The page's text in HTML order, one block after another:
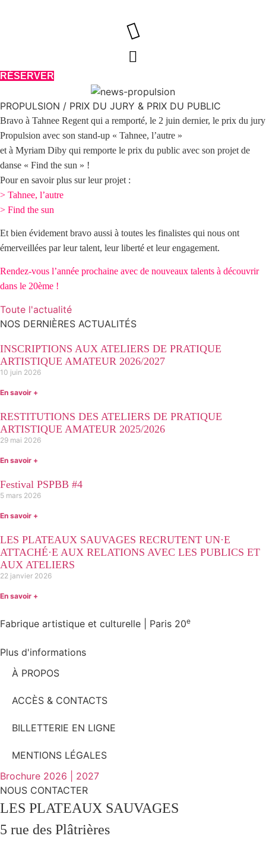
RÉSERVER
PROPULSION / PRIX DU JURY & PRIX DU PUBLIC
Bravo à Tahnee Regent qui a remporté, le 2 juin dernier, le prix du jury
Propulsion avec son stand-up « Tahnee, l’autre »
et à Myriam Diby qui remporte le prix du public avec son projet de
danse « Find the sun » !
Pour en savoir plus sur leur projet :
> Tahnee, l’autre
> Find the sun
Et bien évidement bravo aussi à toutes les finalistes qui nous ont
émerveillées par leur talent, leur liberté et leur engagement.
Rendez-vous l’année prochaine avec de nouveaux talents à découvrir
dans le 20ème !
Toute l'actualité
NOS DERNIÈRES ACTUALITÉS
INSCRIPTIONS AUX ATELIERS DE PRATIQUE
ARTISTIQUE AMATEUR 2026/2027
10 juin 2026
En savoir +
RESTITUTIONS DES ATELIERS DE PRATIQUE
ARTISTIQUE AMATEUR 2025/2026
29 mai 2026
En savoir +
Festival PSPBB #4
5 mars 2026
En savoir +
LES PLATEAUX SAUVAGES RECRUTENT UN·E
ATTACHÉ·E AUX RELATIONS AVEC LES PUBLICS ET
AUX ATELIERS
22 janvier 2026
En savoir +
Fabrique artistique et culturelle | Paris 20e
Plus d'informations
À PROPOS
ACCÈS & CONTACTS
BILLETTERIE EN LIGNE
MENTIONS LÉGALES
Brochure 2026 | 2027
NOUS CONTACTER
LES PLATEAUX SAUVAGES
5 rue des Plâtrières